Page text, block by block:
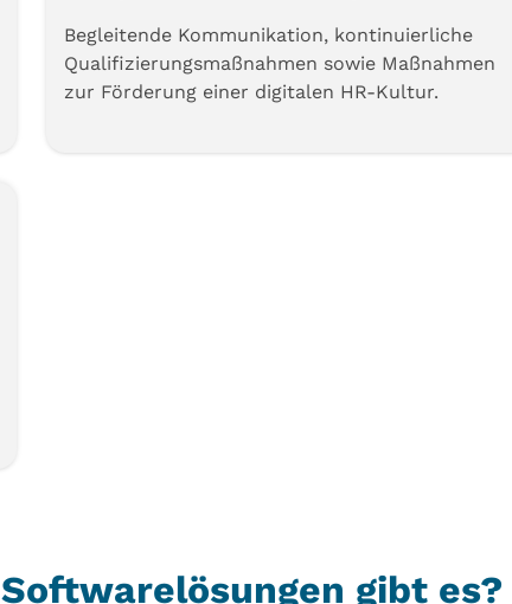
Begleitende Kommunikation, kontinuierliche
Qualifizierungsmaßnahmen sowie Maßnahmen
zur Förderung einer digitalen HR-Kultur.
gibt es?